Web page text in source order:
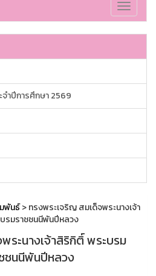
Toggle
ำปีการศึกษา 2569
พันธ์> ทรงพระเจริญ สมเด็จพระนางเจ้า
รมราชชนนีพันปีหลวง
ระนางเจ้าสิริกิติ์ พระบรม
ชนนีพันปีหลวง